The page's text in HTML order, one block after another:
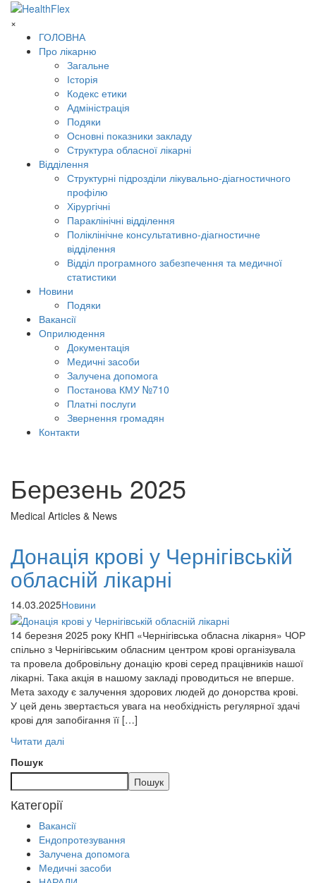
×
ГОЛОВНА
Про лікарню
Загальне
Історія
Кодекс етики
Адміністрація
Подяки
Основні показники закладу
Структура обласної лікарні
Відділення
Структурні підрозділи лікувально-діагностичного
профілю
Хірургічні
Параклінічні відділення
Поліклінічне консультативно-діагностичне
відділення
Відділ програмного забезпечення та медичної
статистики
Новини
Подяки
Вакансії
Оприлюдення
Документація
Медичні засоби
Залучена допомога
Постанова КМУ №710
Платні послуги
Звернення громадян
Контакти
Березень 2025
Medical Articles & News
Донація крові у Чернігівській
обласній лікарні
14.03.2025Новини
14 березня 2025 року КНП «Чернігівська обласна лікарня» ЧОР
спільно з Чернігівським обласним центром крові організувала
та провела добровільну донацію крові серед працівників нашої
лікарні. Така акція в нашому закладі проводиться не вперше.
Мета заходу є залучення здорових людей до донорства крові.
У цей день звертається увага на необхідність регулярної здачі
крові для запобігання її […]
Читати далі
Пошук
Пошук
Категорії
Вакансії
Ендопротезування
Залучена допомога
Медичні засоби